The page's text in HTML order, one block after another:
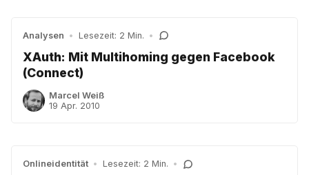
Analysen • Lesezeit: 2 Min. •
XAuth: Mit Multihoming gegen Facebook
(Connect)
Marcel Weiß
19 Apr. 2010
Onlineidentität • Lesezeit: 2 Min. •